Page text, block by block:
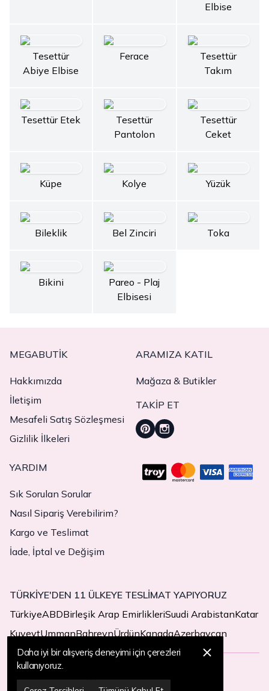
Elbise
Tesettür
Abiye Elbise
Ferace
Tesettür
Takım
Tesettür Etek
Tesettür
Pantolon
Tesettür
Ceket
Küpe Kolye Yüzük
Bileklik Bel Zinciri Toka
Bikini
Pareo - Plaj
Elbisesi
MEGABUTIK
Hakkımızda
İletişim
Mesafeli Satış Sözleşmesi
Gizlilik İlkeleri
ARAMIZA KATIL
Mağaza & Butikler
TAKIP ET
YARDIM
Sık Sorulan Sorular
Nasıl Sipariş Verebilirim?
Kargo ve Teslimat
İade, İptal ve Değişim
TÜRKİYE'DEN 11 ÜLKEYE TESLİMAT YAPIYORUZ
TürkiyeABDBirleşik Arap EmirlikleriSuudi ArabistanKatar
KuveytUmmanBahreynÜrdünKanadaAzerbaycan
© 2025 MegaButik -Her Hakkı Saklıdır
Daha iyi bir alışveriş deneyimi için çerezleri
kullanıyoruz.